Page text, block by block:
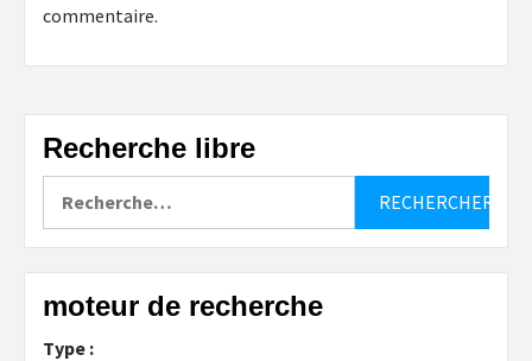
commentaire.
Recherche libre
moteur de recherche
Type :